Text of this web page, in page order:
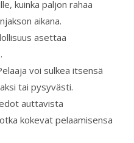
kuinka paljon rahaa
aikana.
asettaa
voi sulkea itsensä
tai pysyvästi.
auttavista
kokevat pelaamisensa